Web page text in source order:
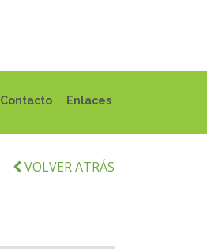
Contacto Enlaces
VOLVER ATRÁS